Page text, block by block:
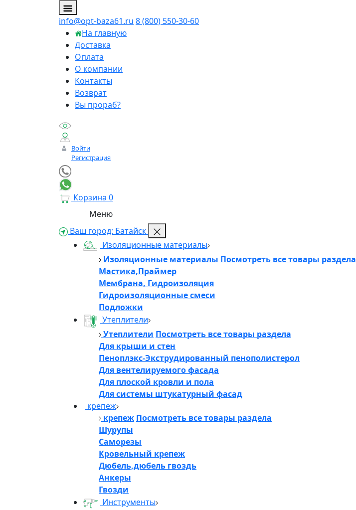
info@opt-baza61.ru 8 (800) 550-30-60
На главную
Доставка
Оплата
О компании
Контакты
Возврат
Вы прораб?
Войти
Регистрация
Корзина 0
Меню
Ваш город: Батайск
Изоляционные материалы
Изоляционные материалы Посмотреть все товары раздела
Мастика,Праймер
Мембрана, Гидроизоляция
Гидроизоляционные смеси
Подложки
Утеплители
Утеплители Посмотреть все товары раздела
Для крыши и стен
Пеноплэкс-Экструдированный пенополистерол
Для вентелируемого фасада
Для плоской кровли и пола
Для системы штукатурный фасад
крепеж
крепеж Посмотреть все товары раздела
Шурупы
Саморезы
Кровельный крепеж
Дюбель,дюбель гвоздь
Анкеры
Гвозди
Инструменты